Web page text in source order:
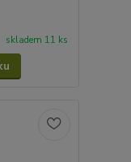
skladem 11 ks